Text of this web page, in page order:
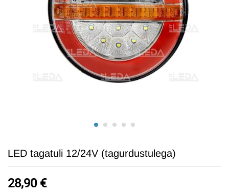
LED tagatuli 12/24V (tagurdustulega)
28,90 €